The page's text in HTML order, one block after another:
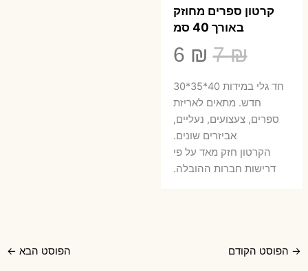
קרטון ספרים מחוזק
באורך 40 סמ
7₪
המחיר
המקורי
היה:
7 ₪.
6 ₪
הוא:
חד גלי במידות 40*35*30
חדש. מתאים לאריזת
ספרים, צעצועים, נעליים,
אביזרים שונים.
הקרטון חזק מאד על פי
דרישות חברות ההובלה.
→ הפוסט הקודם הפוסט הבא ←